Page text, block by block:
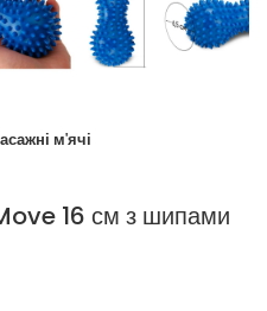
м'ячі
16 см з шипами